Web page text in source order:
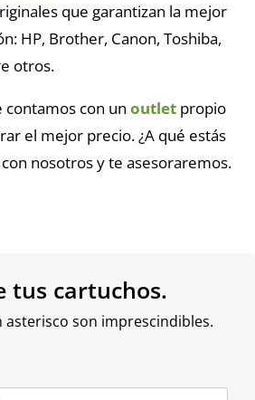
que garantizan la mejor
HP, Brother, Canon, Toshiba,
otros.
contamos con un outlet propio
el mejor precio. ¿A qué estás
nosotros y te asesoraremos.
tus cartuchos.
asterisco son imprescindibles.